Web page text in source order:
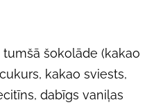
tumšā šokolāde (kakao
kakao sviests,
dabīgs vaniļas